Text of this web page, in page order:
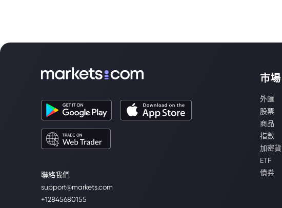
聯絡我們
support@markets.com
+12845680155
市場
外匯
股票
商品
指數
加密
ETF
債券